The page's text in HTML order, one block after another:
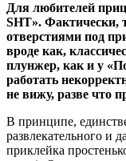
Для любителей
SHT». Фактически,
отверстиями под
вроде как,
плунжер, как и у
работать
не вижу, разве что
В принципе,
развлекательного и
приклейка